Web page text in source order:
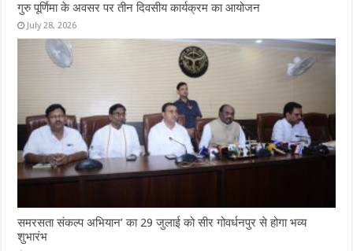
गुरु पूर्णिमा के अवसर पर तीन दिवसीय कार्यक्रम का आयोजन
July 28, 2026
समरसता संकल्प अभियान’ का 29 जुलाई को सीर गोवर्धनपुर से होगा भव्य
शुभारंभ